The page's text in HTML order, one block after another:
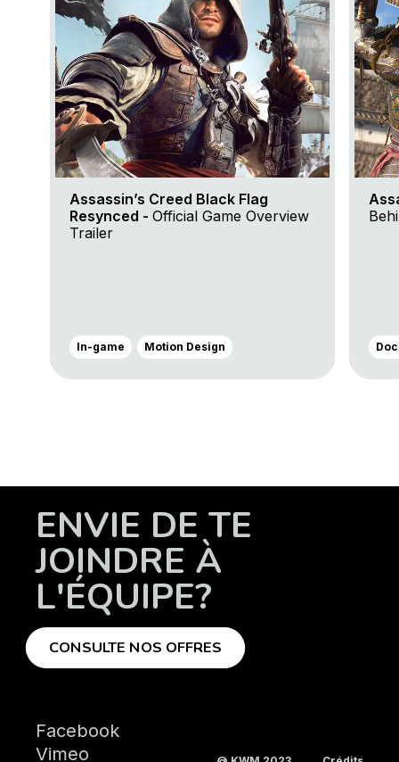
Assassin’s Creed Black Flag
Resynced - Official Game Overview
Trailer
In-game Motion Design
ENVIE DE TE
JOINDRE À
L'ÉQUIPE?
CONSULTE NOS OFFRES
Facebook
Vimeo